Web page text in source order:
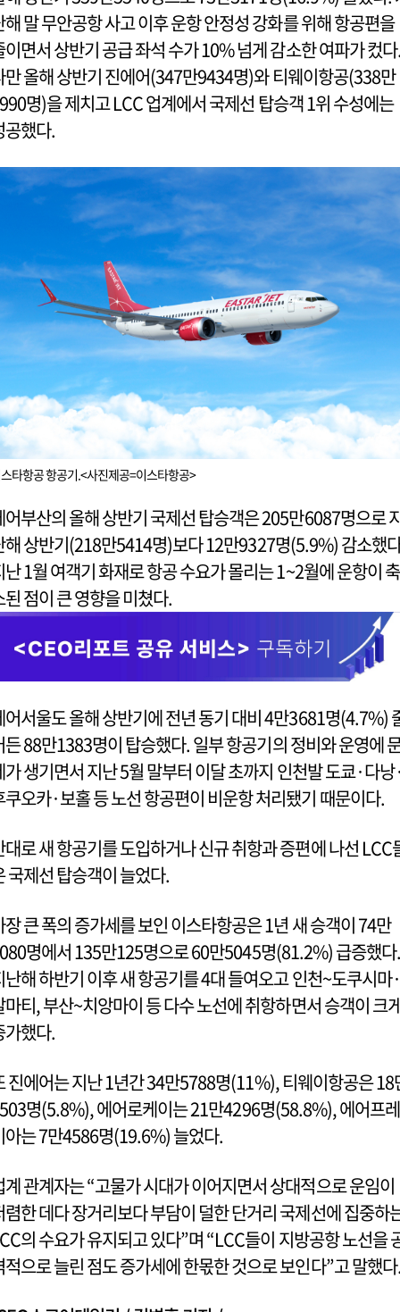
해 말 무안공항 사고 이후 운항 안정성 강화를 위해 항공편을
이면서 상반기 공급 좌석 수가 10% 넘게 감소한 여파가 컸다.
만 올해 상반기 진에어(347만9434명)와 티웨이항공(338만
명)을 제치고 LCC 업계에서 국제선 탑승객 1위 수성에는
공했다.
타항공 항공기.<사진제공=이스타항공>
어부산의 올해 상반기 국제선 탑승객은 205만6087명으로
해 상반기(218만5414명)보다 12만9327명(5.9%) 감소했
난 1월 여객기 화재로 항공 수요가 몰리는 1~2월에 운항이 축
된 점이 큰 영향을 미쳤다.
어서울도 올해 상반기에 전년 동기 대비 4만3681명(4.7%)
든 88만1383명이 탑승했다. 일부 항공기의 정비와 운영에
가 생기면서 지난 5월 말부터 이달 초까지 인천발 도쿄·다낭·
쿠오카·보홀 등 노선 항공편이 비운항 처리됐기 때문이다.
대로 새 항공기를 도입하거나 신규 취항과 증편에 나선 LCC
국제선 탑승객이 늘었다.
장 큰 폭의 증가세를 보인 이스타항공은 1년 새 승객이 74만
명에서 135만125명으로 60만5045명(81.2%) 급증했다.
난해 하반기 이후 새 항공기를 4대 들여오고 인천~도쿠시마·
마티, 부산~치앙마이 등 다수 노선에 취항하면서 승객이 크
가했다.
진에어는 지난 1년간 34만5788명(11%), 티웨이항공은 18
명(5.8%), 에어로케이는 21만4296명(58.8%), 에어프레
아는 7만4586명(19.6%) 늘었다.
계 관계자는 “고물가 시대가 이어지면서 상대적으로 운임이
렴한 데다 장거리보다 부담이 덜한 단거리 국제선에 집중하
의 수요가 유지되고 있다”며 “LCC들이 지방공항 노선을
적으로 늘린 점도 증가세에 한몫한 것으로 보인다”고 말했다.